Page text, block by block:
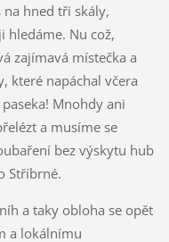
hned tři skály,
hledáme. Nu což,
zajímavá místečka a
které napáchal včera
Mnohdy ani
a musíme se
bez výskytu hub
Stříbrné.
a taky obloha se opět
a lokálnímu